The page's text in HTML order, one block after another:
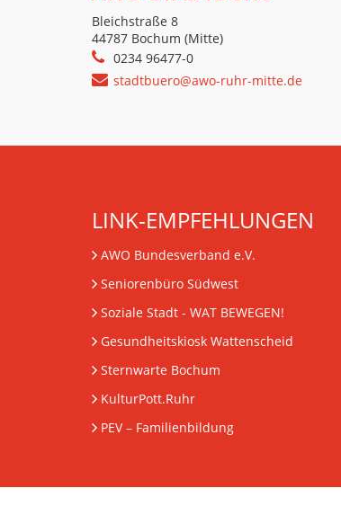
Bleichstraße 8
44787 Bochum (Mitte)
0234 96477-0
stadtbuero@awo-ruhr-mitte.de
LINK-EMPFEHLUNGEN
AWO Bundesverband e.V.
Seniorenbüro Südwest
Soziale Stadt - WAT BEWEGEN!
Gesundheitskiosk Wattenscheid
Sternwarte Bochum
KulturPott.Ruhr
PEV– Familienbildung